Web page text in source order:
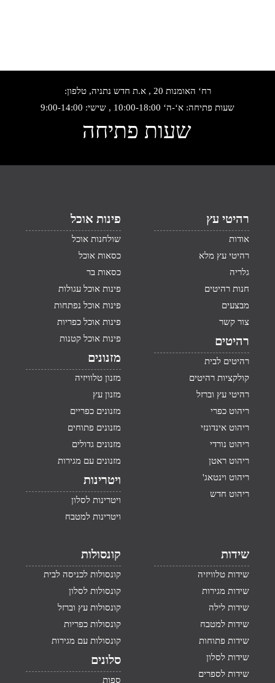
רח‘ האומנות 20 , א.ת חדש נתניה, טלפון:
שעות פתיחה: א‘-ה‘ 10:00-18:00 , שישי: 9:00-14:00
שעות פתיחה
רהיטי עץ
אודות
רהיטי עץ מלא
גלריה
חנות רהיטים
מבצעים
צור קשר
רהיטים
רהיטים לבית
קולקציות רהיטים
רהיטי עץ וברזל
ריהוט כפרי
ריהוט אינדונזי
ריהוט נורדי
ריהוט ראטן
ריהוט וינטאג'
ריהוט חדש
פינות אוכל
שולחנות אוכל
כסאות אוכל
כסאות בר
פינות אוכל עגולות
פינות אוכל נפתחות
פינות אוכל כפריות
פינות אוכל קטנות
מזנונים
מזנון טלוויזיה
מזנון עץ
מזנונים כפריים
מזנונים פתוחים
מזנונים גדולים
מזנונים עם מגירות
ויטרינות
ויטרינות לסלון
ויטרינות למטבח
שידות
שידות טלוויזיה
שידות מגירות
שידות לילה
שידות למטבח
שידות פתוחות
שידות לסלון
שידות לספרים
קונסולות
קונסולות לכניסה לבית
קונסולות לסלון
קונסולות עץ וברזל
קונסולות כפריות
קונסולות עם מגירות
סלונים
ספות